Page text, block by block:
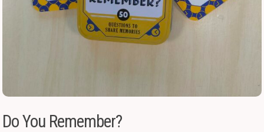
Do You Remember?